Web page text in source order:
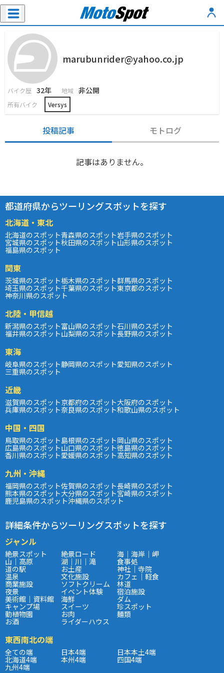
marubunrider@yahoo.co.jp
バイク歴 32年 地域 非公開
所有バイク Versys
投稿記事 モトログ
記事はありません。
都道府県からツーリングスポットを探す
北海道・東北
北海道のスポット青森県のスポット岩手県のスポット
宮城県のスポット秋田県のスポット山形県のスポット
福島県のスポット
関東
茨城県のスポット栃木県のスポット群馬県のスポット
埼玉県のスポット千葉県のスポット東京都のスポット
神奈川県のスポット
北陸・甲信越
新潟県のスポット富山県のスポット石川県のスポット
福井県のスポット山梨県のスポット長野県のスポット
東海
岐阜県のスポット静岡県のスポット愛知県のスポット
三重県のスポット
近畿
滋賀県のスポット京都府のスポット大阪府のスポット
兵庫県のスポット奈良県のスポット和歌山県のスポット
中国・四国
鳥取県のスポット島根県のスポット岡山県のスポット
広島県のスポット山口県のスポット徳島県のスポット
香川県のスポット愛媛県のスポット高知県のスポット
九州・沖縄
福岡県のスポット佐賀県のスポット長崎県のスポット
熊本県のスポット大分県のスポット宮崎県のスポット
鹿児島県のスポット沖縄県のスポット
詳細条件からツーリングスポットを探す
ジャンル
絶景スポット 絶景ロード 海｜海岸｜岬
山｜高原 湖｜川｜滝 食事処
道の駅 お土産 神社｜寺院
温泉 文化施設 カフェ｜軽食
商業施設 ソフトクリーム 林道
夜景 イベント体験 宿泊施設
美術館｜資料館 海鮮 ダム
キャンプ場 スイーツ 珍スポット
動植物園 お肉 麺類
お酒 ライダーハウス
東西南北の端
全ての端 日本4端 日本本土4端
北海道4端 本州4端 四国4端
九州4端